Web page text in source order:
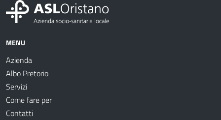
MENU
Azienda
Albo Pretorio
Servizi
Come fare per
Contatti